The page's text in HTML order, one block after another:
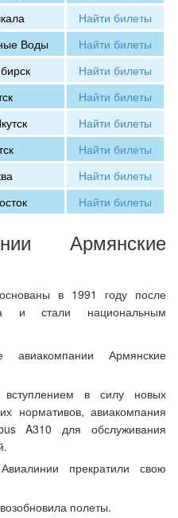
Найти билеты
Воды
Найти билеты
Найти билеты
Найти билеты
Найти билеты
Найти билеты
Найти билеты
Найти билеты
Армянские
в 1991 году после
и стали национальным
авиакомпании Армянские
в силу новых
нормативов, авиакомпания
A310 для обслуживания
прекратили свою
полеты.